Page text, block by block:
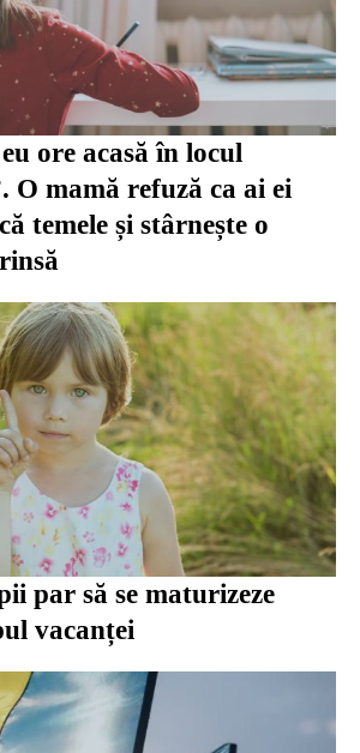
ore acasă în locul
O mamă refuză ca ai ei
temele și stârnește o
par să se maturizeze
vacanței